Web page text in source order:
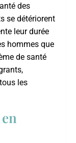
des
se détériorent
leur durée
hommes que
de santé
les